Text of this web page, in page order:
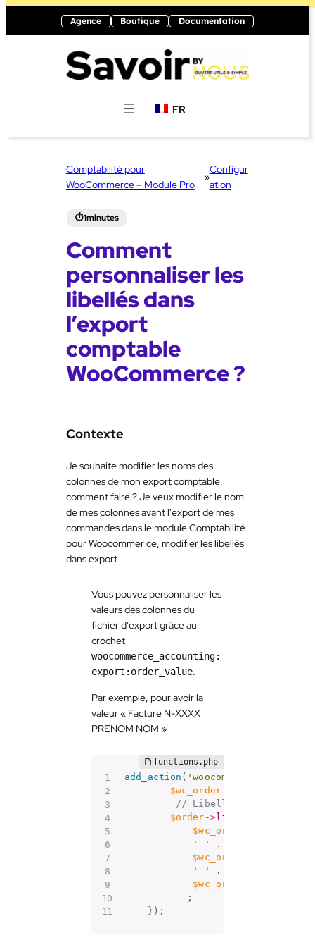
Agence Boutique Documentation
FR
Comptabilité pour
WooCommerce – Module Pro
»
Configur
ation
Comment
personnaliser les
libellés dans
l’export
comptable
WooCommerce ?
Contexte
Je souhaite modifier les noms des
colonnes de mon export comptable,
comment faire ? Je veux modifier le nom
de mes colonnes avant l'export de mes
commandes dans le module Comptabilité
pour Woocommer ce, modifier les libellés
dans export
Vous pouvez personnaliser les
valeurs des colonnes du
fichier d’export grâce au
crochet
woocommerce_accounting:
export:order_value.
Par exemple, pour avoir la
valeur « Facture N-XXXX
PRENOM NOM »
add_action (
$wc_order
// Libellé
$order ->lib
$wc_order
' '
.
$wc_order
' '
.
$wc_order
;
} ) ;